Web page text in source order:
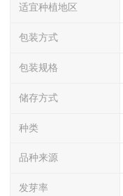
适宜种植地区
包装方式
包装规格
储存方式
种类
品种来源
发芽率